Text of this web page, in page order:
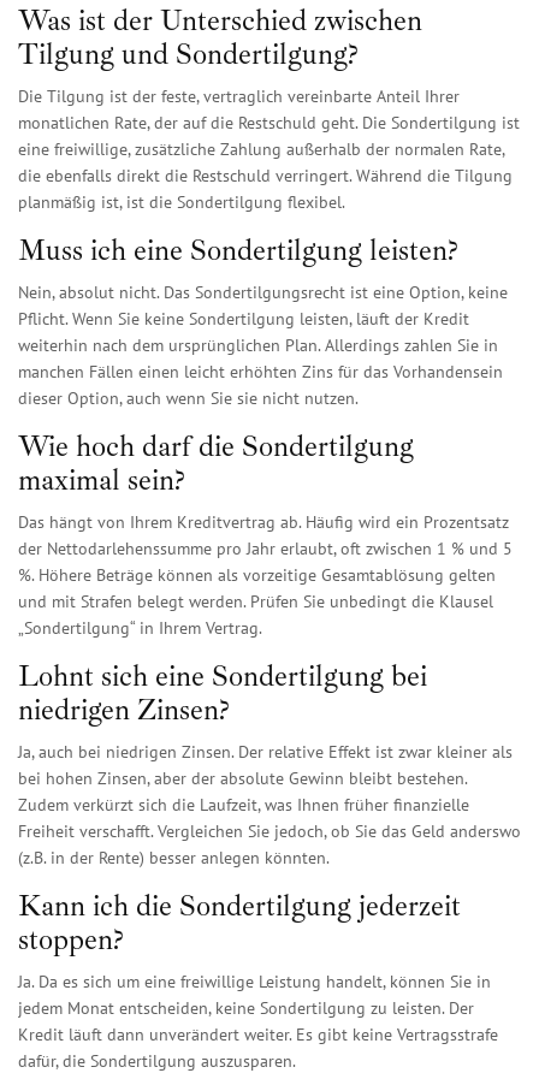
Was ist der Unterschied zwischen
Tilgung und Sondertilgung?
Die Tilgung ist der feste, vertraglich vereinbarte Anteil Ihrer
monatlichen Rate, der auf die Restschuld geht. Die Sondertilgung ist
eine freiwillige, zusätzliche Zahlung außerhalb der normalen Rate,
die ebenfalls direkt die Restschuld verringert. Während die Tilgung
planmäßig ist, ist die Sondertilgung flexibel.
Muss ich eine Sondertilgung leisten?
Nein, absolut nicht. Das Sondertilgungsrecht ist eine Option, keine
Pflicht. Wenn Sie keine Sondertilgung leisten, läuft der Kredit
weiterhin nach dem ursprünglichen Plan. Allerdings zahlen Sie in
manchen Fällen einen leicht erhöhten Zins für das Vorhandensein
dieser Option, auch wenn Sie sie nicht nutzen.
Wie hoch darf die Sondertilgung
maximal sein?
Das hängt von Ihrem Kreditvertrag ab. Häufig wird ein Prozentsatz
der Nettodarlehenssumme pro Jahr erlaubt, oft zwischen 1 % und 5
%. Höhere Beträge können als vorzeitige Gesamtablösung gelten
und mit Strafen belegt werden. Prüfen Sie unbedingt die Klausel
„Sondertilgung“ in Ihrem Vertrag.
Lohnt sich eine Sondertilgung bei
niedrigen Zinsen?
Ja, auch bei niedrigen Zinsen. Der relative Effekt ist zwar kleiner als
bei hohen Zinsen, aber der absolute Gewinn bleibt bestehen.
Zudem verkürzt sich die Laufzeit, was Ihnen früher finanzielle
Freiheit verschafft. Vergleichen Sie jedoch, ob Sie das Geld anderswo
(z.B. in der Rente) besser anlegen könnten.
Kann ich die Sondertilgung jederzeit
stoppen?
Ja. Da es sich um eine freiwillige Leistung handelt, können Sie in
jedem Monat entscheiden, keine Sondertilgung zu leisten. Der
Kredit läuft dann unverändert weiter. Es gibt keine Vertragsstrafe
dafür, die Sondertilgung auszusparen.